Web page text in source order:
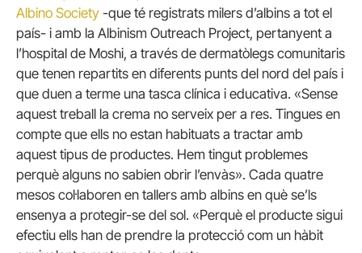
Albino Society -que té registrats milers d’albins a tot el
país- i amb la Albinism Outreach Project, pertanyent a
l’hospital de Moshi, a través de dermatòlegs comunitaris
que tenen repartits en diferents punts del nord del país i
que duen a terme una tasca clínica i educativa. «Sense
aquest treball la crema no serveix per a res. Tingues en
compte que ells no estan habituats a tractar amb
aquest tipus de productes. Hem tingut problemes
perquè alguns no sabien obrir l’envàs». Cada quatre
mesos col·laboren en tallers amb albins en què se’ls
ensenya a protegir-se del sol. «Perquè el producte sigui
efectiu ells han de prendre la protecció com un hàbit